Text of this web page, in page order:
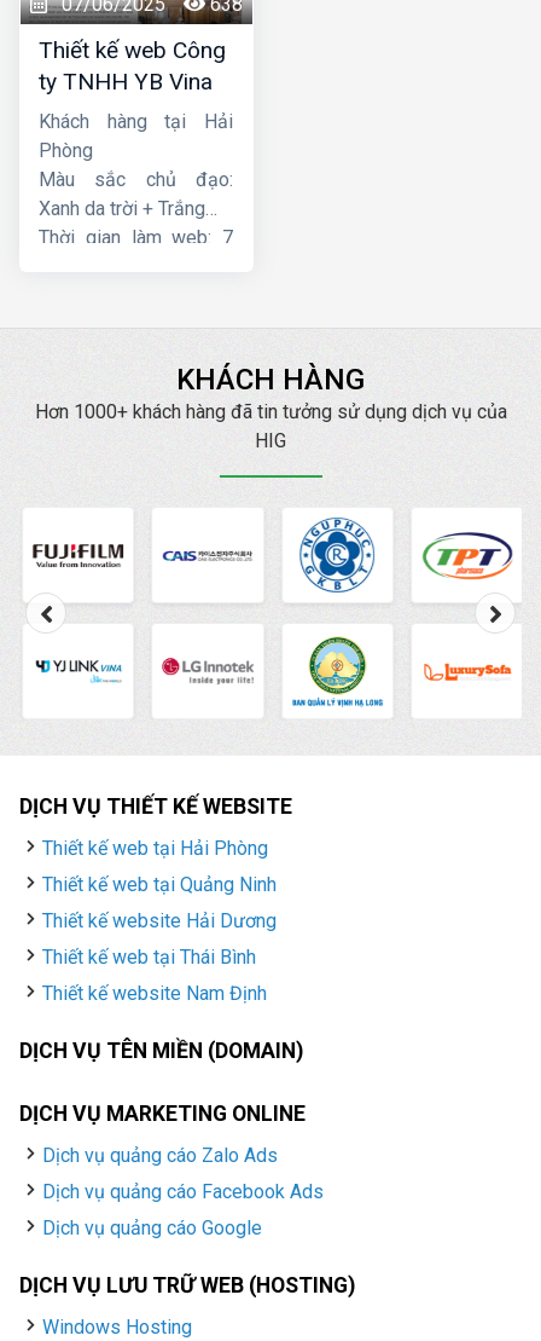
Thiết kế web Công
ty TNHH YB Vina
Khách hàng tại Hải
Phòng
Màu sắc chủ đạo:
Xanh da trời + Trắng
Thời gian làm web: 7
KHÁCH HÀNG
Hơn 1000+ khách hàng đã tin tưởng sử dụng dịch vụ của
HIG
DỊCH VỤ THIẾT KẾ WEBSITE
Thiết kế web tại Hải Phòng
Thiết kế web tại Quảng Ninh
Thiết kế website Hải Dương
Thiết kế web tại Thái Bình
Thiết kế website Nam Định
DỊCH VỤ TÊN MIỀN (DOMAIN)
DỊCH VỤ MARKETING ONLINE
Dịch vụ quảng cáo Zalo Ads
Dịch vụ quảng cáo Facebook Ads
Dịch vụ quảng cáo Google
DỊCH VỤ LƯU TRỮ WEB (HOSTING)
Windows Hosting